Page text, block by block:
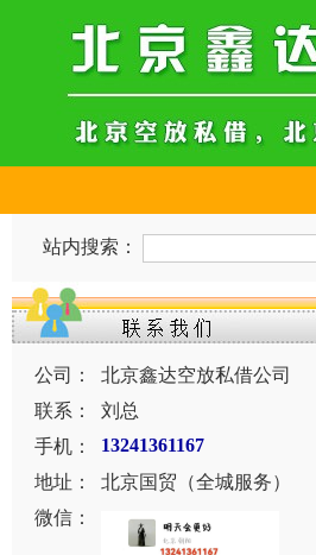
站内搜索：
公司：
北京鑫达空放私借公司
联系：
刘总
手机：
13241361167
地址：
北京国贸（全城服务）
微信：